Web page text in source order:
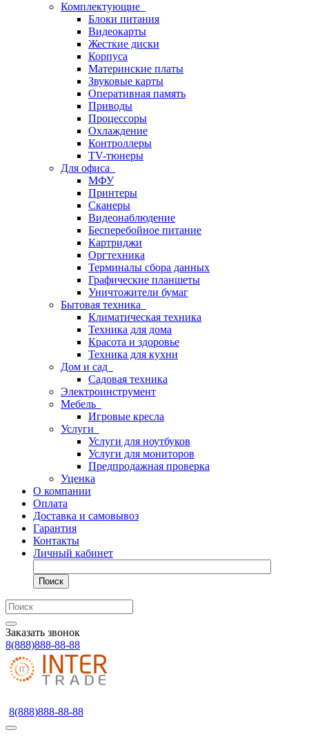
Комплектующие
Блоки питания
Видеокарты
Жесткие диски
Корпуса
Материнские платы
Звуковые карты
Оперативная память
Приводы
Процессоры
Охлаждение
Контроллеры
TV-тюнеры
Для офиса
МФУ
Принтеры
Сканеры
Видеонаблюдение
Бесперебойное питание
Картриджи
Оргтехника
Терминалы сбора данных
Графические планшеты
Уничтожители бумаг
Бытовая техника
Климатическая техника
Техника для дома
Красота и здоровье
Техника для кухни
Дом и сад
Садовая техника
Электроинструмент
Мебель
Игровые кресла
Услуги
Услуги для ноутбуков
Услуги для мониторов
Предпродажная проверка
Уценка
О компании
Оплата
Доставка и самовывоз
Гарантия
Контакты
Личный кабинет
Поиск
Заказать звонок
8(888)888-88-88
8(888)888-88-88